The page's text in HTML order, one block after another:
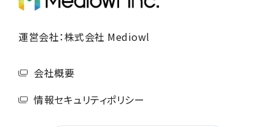
運営会社：株式会社 Mediowl
会社概要
情報セキュリティポリシー